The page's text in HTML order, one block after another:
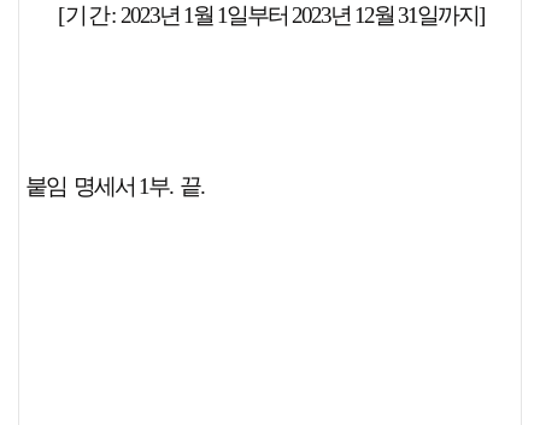
[기간: 2023년 1월 1일부터 2023년 12월 31일까지 ]
붙임 명세서 1부. 끝.